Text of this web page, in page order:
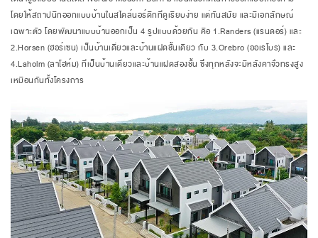
โดยให้สถาปนิกออกแบบบ้านในสไตล์นอร์ดิกที่ดูเรียบง่าย แต่ทันสมัย และมีเอกลักษณ์
เฉพาะตัว โดยพัฒนาแบบบ้านออกเป็น 4 รูปแบบด้วยกัน คือ 1.Randers (แรนดอร์) และ
2.Horsen (ฮอร์เซน) เป็นบ้านเดี่ยวและบ้านแฝดชั้นเดียว กับ 3.Orebro (ออเรโบร) และ
4.Laholm (ลาโฮห์ม) ที่เป็นบ้านเดี่ยวและบ้านแฝดสองชั้น ซึ่งทุกหลังจะมีหลังคาจั่วทรงสูง
เหมือนกันทั้งโครงการ